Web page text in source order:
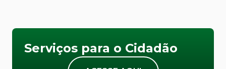
Serviços para o Cidadão